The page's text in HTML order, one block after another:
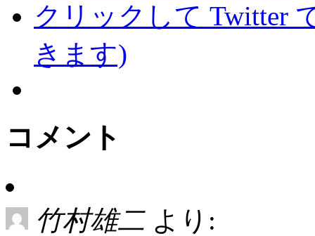
クリックして Twitter
きます)
コメント
竹村雄二 より: